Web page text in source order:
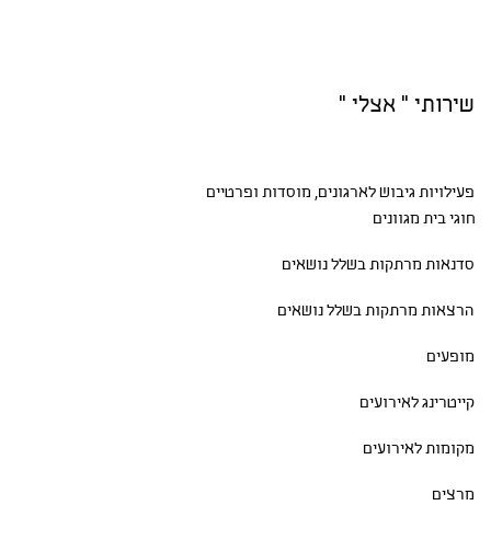
שירותי " אצלי "
פעילויות גיבושלארגונים, מוסדות ופרטיים
חוגי בית מגוונים
סדנאות מרתקות בשלל נושאים
הרצאות מרתקות בשלל נושאים
מופעים
קייטרינג לאירועים
מקומות לאירועים
מרצים